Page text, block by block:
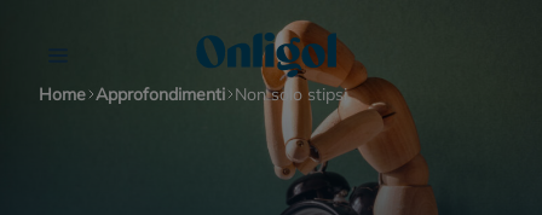
Home Approfondimenti Non solo stipsi